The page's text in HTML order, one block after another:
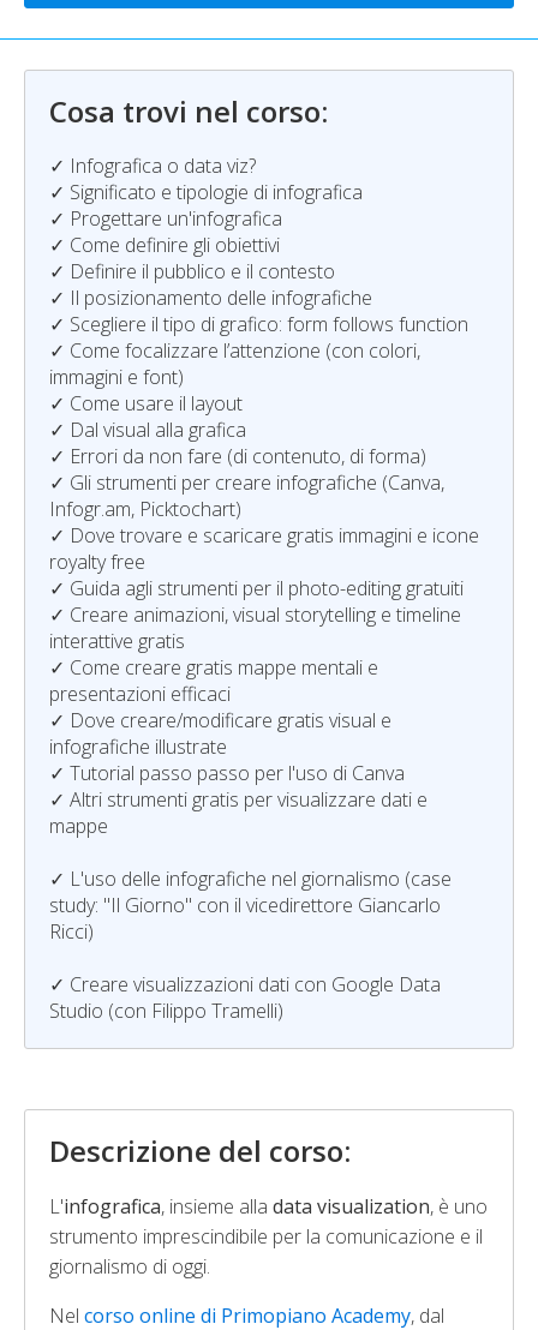
Cosa trovi nel corso:
✓ Infografica o data viz?
✓ Significato e tipologie di infografica
✓ Progettare un'infografica
✓ Come definire gli obiettivi
✓ Definire il pubblico e il contesto
✓ Il posizionamento delle infografiche
✓ Scegliere il tipo di grafico: form follows function
✓ Come focalizzare l’attenzione (con colori,
immagini e font)
✓ Come usare il layout
✓ Dal visual alla grafica
✓ Errori da non fare (di contenuto, di forma)
✓ Gli strumenti per creare infografiche (Canva,
Infogr.am, Picktochart)
✓ Dove trovare e scaricare gratis immagini e icone
royalty free
✓ Guida agli strumenti per il photo-editing gratuiti
✓ Creare animazioni, visual storytelling e timeline
interattive gratis
✓ Come creare gratis mappe mentali e
presentazioni efficaci
✓ Dove creare/modificare gratis visual e
infografiche illustrate
✓ Tutorial passo passo per l'uso di Canva
✓ Altri strumenti gratis per visualizzare dati e
mappe
✓ L'uso delle infografiche nel giornalismo (case
study: "Il Giorno" con il vicedirettore Giancarlo
Ricci)
✓ Creare visualizzazioni dati con Google Data
Studio (con Filippo Tramelli)
Descrizione del corso:
L'infografica, insieme alla data visualization, è uno
strumento imprescindibile per la comunicazione e il
giornalismo di oggi.
Nel corso online di Primopiano Academy, dal